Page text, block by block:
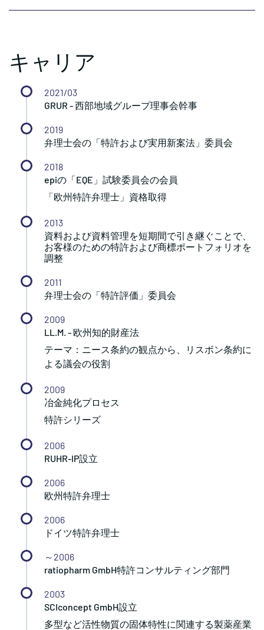
キャリア
2021/03
GRUR - 西部地域グループ理事会幹事
2019
弁理士会の「特許および実用新案法」委員会
2018
epiの「EQE」試験委員会の会員
「欧州特許弁理士」資格取得
2013
資料および資料管理を短期間で引き継ぐことで、
お客様のための特許および商標ポートフォリオを
調整
2011
弁理士会の「特許評価」委員会
2009
LL.M. - 欧州知的財産法
テーマ：ニース条約の観点から、リスボン条約に
よる議会の役割
2009
冶金純化プロセス
特許シリーズ
2006
RUHR-IP設立
2006
欧州特許弁理士
2006
ドイツ特許弁理士
～2006
ratiopharm GmbH特許コンサルティング部門
2003
SCIconcept GmbH設立
多型など活性物質の固体特性に関連する製薬産業